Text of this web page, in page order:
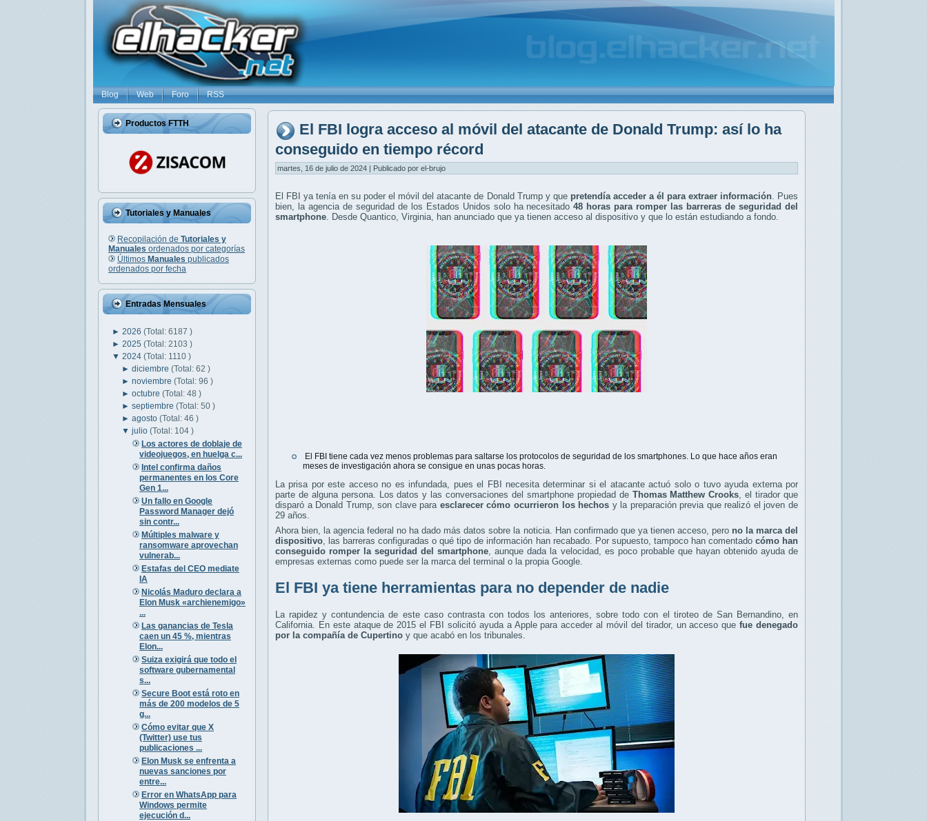
Blog Web Foro RSS
Productos FTTH
Tutoriales y Manuales
Recopilación de Tutoriales y
Manuales ordenados por categorías
Últimos Manuales publicados
ordenados por fecha
Entradas Mensuales
► 2026 (Total: 6187 )
► 2025 (Total: 2103 )
▼ 2024 (Total: 1110 )
►diciembre(Total: 62 )
►noviembre(Total: 96 )
►octubre(Total: 48 )
►septiembre(Total: 50 )
►agosto(Total: 46 )
▼julio(Total: 104 )
Los actores de doblaje de
videojuegos, en huelga c...
Intel confirma daños
permanentes en los Core
Gen 1...
Un fallo en Google
Password Manager dejó
sin contr...
Múltiples malware y
ransomware aprovechan
vulnerab...
Estafas del CEO mediate
IA
Nicolás Maduro declara a
Elon Musk «archienemigo»
...
Las ganancias de Tesla
caen un 45 %, mientras
Elon...
Suiza exigirá que todo el
software gubernamental
s...
Secure Boot está roto en
más de 200 modelos de 5
g...
Cómo evitar que X
(Twitter) use tus
publicaciones ...
Elon Musk se enfrenta a
nuevas sanciones por
entre...
Error en WhatsApp para
Windows permite
ejecución d...
El FBI logra acceso al móvil del atacante de Donald Trump: así lo ha
conseguido en tiempo récord
martes, 16 de julio de 2024 | Publicado por el-brujo
El FBI ya tenía en su poder el móvil del atacante de Donald Trump y que pretendía acceder a él para extraer información. Pues
bien, la agencia de seguridad de los Estados Unidos solo ha necesitado48 horas para romper las barreras de seguridad del
smartphone . Desde Quantico, Virginia, han anunciado que ya tienen acceso al dispositivo y que lo están estudiando a fondo.
El FBI tiene cada vez menos problemas para saltarse los protocolos de seguridad de los smartphones. Lo que hace años eran
meses de investigación ahora se consigue en unas pocas horas.
La prisa por este acceso no es infundada, pues el FBI necesita determinar si el atacante actuó solo o tuvo ayuda externa por
parte de alguna persona. Los datos y las conversaciones del smartphone propiedad de Thomas Matthew Crooks, el tirador que
disparó a Donald Trump, son clave para esclarecer cómo ocurrieron los hechos y la preparación previa que realizó el joven de
29 años.
Ahora bien, la agencia federal no ha dado más datos sobre la noticia. Han confirmado que ya tienen acceso, pero no la marca del
dispositivo , las barreras configuradas o qué tipo de información han recabado. Por supuesto, tampoco han comentado cómo han
conseguido romper la seguridad del smartphone , aunque dada la velocidad, es poco probable que hayan obtenido ayuda de
empresas externas como puede ser la marca del terminal o la propia Google.
El FBI ya tiene herramientas para no depender de nadie
La rapidez y contundencia de este caso contrasta con todos los anteriores, sobre todo con el tiroteo de San Bernandino, en
California. En este ataque de 2015 el FBI solicitó ayuda a Apple para acceder al móvil del tirador, un acceso quefue denegado
por la compañía de Cupertino y que acabó en los tribunales.